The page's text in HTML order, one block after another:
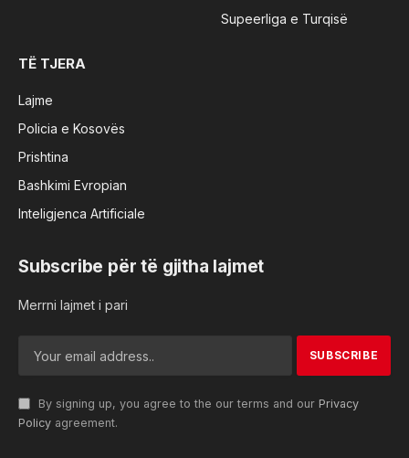
Supeerliga e Turqisë
TË TJERA
Lajme
Policia e Kosovës
Prishtina
Bashkimi Evropian
Inteligjenca Artificiale
Subscribe për të gjitha lajmet
Merrni lajmet i pari
By signing up, you agree to the our terms and our Privacy
Policy agreement.